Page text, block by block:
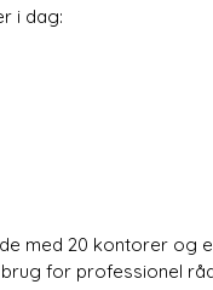
i dag:
med 20 kontorer og
for professionel